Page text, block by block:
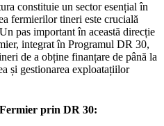
constituie un sector esențial în
fermierilor tineri este crucială
pas important în această direcție
integrat în Programul DR 30,
de a obține finanțare de până la
și gestionarea exploatațiilor
prin DR 30: